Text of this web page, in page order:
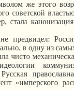
же этого
советской
стала
предвидел:
в одну из
чисто
«имперского